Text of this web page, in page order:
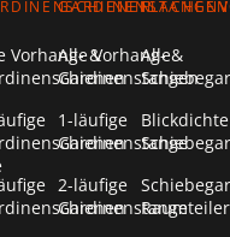
Vorhang- &
GARDINENSTANGEN
Alle Vorhang- &
Gardinenstangen
1-läufige
Gardinenstange
2-läufige
Gardinenstange
Alle
Blickdichte
Raumteiler